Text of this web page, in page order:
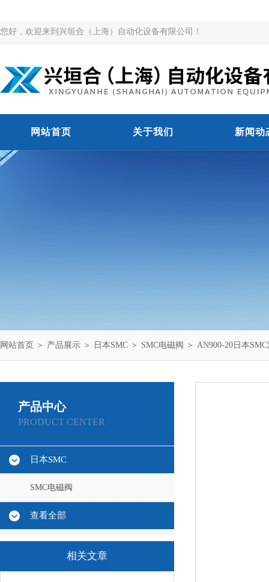
您好，欢迎来到兴垣合（上海）自动化设备有限公司！
网站首页 关于我们 新闻动
网站首页 ＞ 产品展示 ＞ 日本SMC ＞ SMC电磁阀 ＞ AN900-20日本
产品中心
PRODUCT CENTER
日本SMC
SMC电磁阀
查看全部
相关文章